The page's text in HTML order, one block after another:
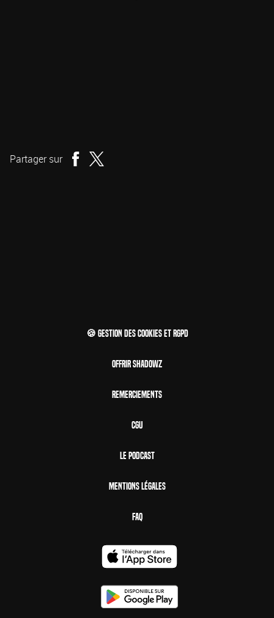
Partager sur
🍪 Gestion des cookies et RGPD
Offrir Shadowz
Remerciements
CGU
Le Podcast
Mentions Légales
FAQ